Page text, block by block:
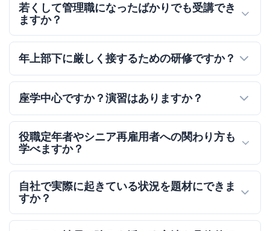
若くして管理職になったばかりでも受講でき
ますか？
年上部下に厳しく接するための研修ですか？
座学中心ですか？演習はありますか？
役職定年者やシニア再雇用者への関わり方も
学べますか？
自社で実際に起きている状況を題材にできま
すか？